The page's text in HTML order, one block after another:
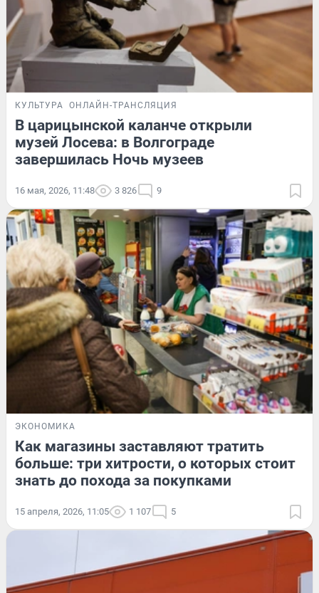
КУЛЬТУРА ОНЛАЙН-ТРАНСЛЯЦИЯ
В царицынской каланче открыли
музей Лосева: в Волгограде
завершилась Ночь музеев
16 мая, 2026, 11:48 3 826 9
ЭКОНОМИКА
Как магазины заставляют тратить
больше: три хитрости, о которых стоит
знать до похода за покупками
15 апреля, 2026, 11:05 1 107 5